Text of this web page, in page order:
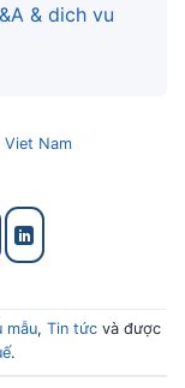
& dich vu
Viet Nam
mẫu, Tin tứcvà được
.